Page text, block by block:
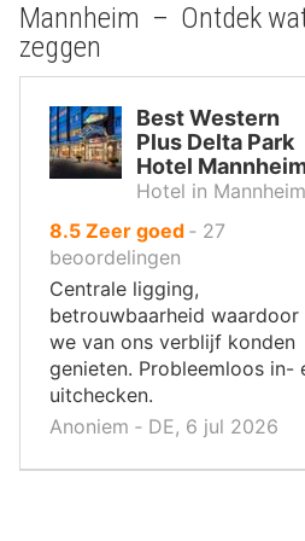
Mannheim – Ontdek
zeggen
Best Western
Plus Delta Park
Hotel
Hotel in Mannheim
8.5uit
10
,
Zeer goed ‐ 27
beoordelingen
Centrale ligging,
betrouwbaarheid waardoor
we van ons verblijf konden
genieten. Probleemloos in-
uitchecken.
Anoniem ‐ DE, 6 jul 2026